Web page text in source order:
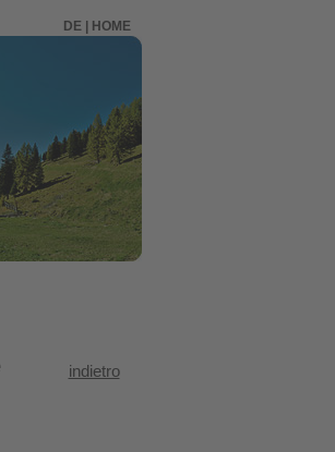
DE| HOME
indietro